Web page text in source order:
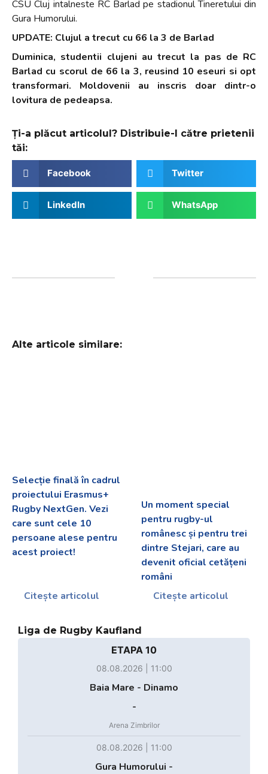
CSU Cluj intalneste RC Barlad pe stadionul Tineretului din
Gura Humorului.
UPDATE: Clujul a trecut cu 66 la 3 de Barlad
Duminica, studentii clujeni au trecut la pas de RC
Barlad cu scorul de 66 la 3, reusind 10 eseuri si opt
transformari. Moldovenii au inscris doar dintr-o
lovitura de pedeapsa.
Ți-a plăcut articolul? Distribuie-l către prietenii
tăi:
Facebook Twitter
LinkedIn WhatsApp
Alte articole similare:
Selecție finală în cadrul
proiectului Erasmus+
Rugby NextGen. Vezi
care sunt cele 10
persoane alese pentru
acest proiect!
Citește articolul
Un moment special
pentru rugby-ul
românesc și pentru trei
dintre Stejari, care au
devenit oficial cetățeni
români
Citește articolul
Liga de Rugby Kaufland
ETAPA 10
08.08.2026 | 11:00
Baia Mare - Dinamo
-
Arena Zimbrilor
08.08.2026 | 11:00
Gura Humorului -